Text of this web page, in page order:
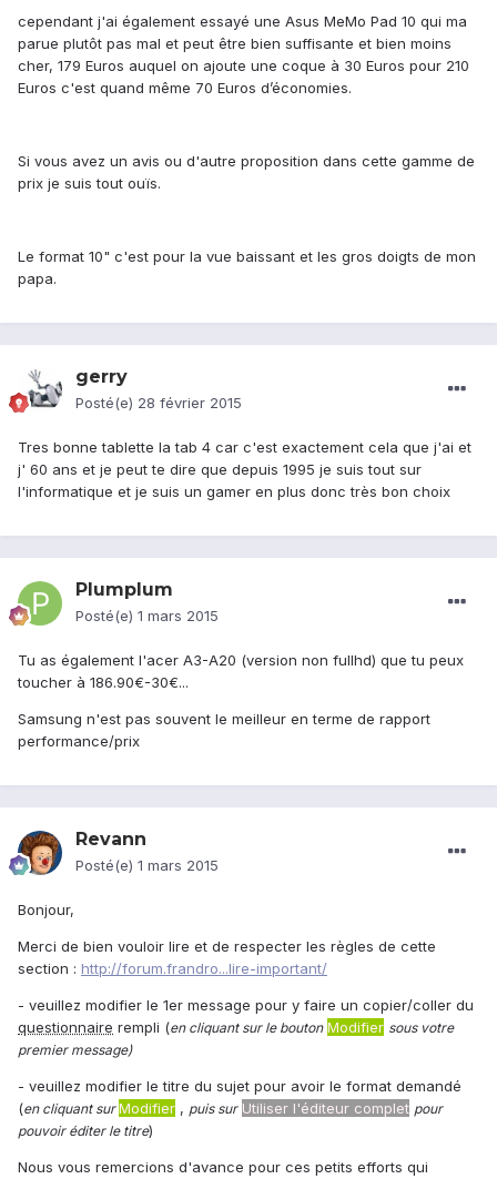
cependant j'ai également essayé une Asus MeMo Pad 10 qui ma
parue plutôt pas mal et peut être bien suffisante et bien moins
cher, 179 Euros auquel on ajoute une coque à 30 Euros pour 210
Euros c'est quand même 70 Euros d’économies.
Si vous avez un avis ou d'autre proposition dans cette gamme de
prix je suis tout ouïs.
Le format 10" c'est pour la vue baissant et les gros doigts de mon
papa.
gerry
Posté(e) 28 février 2015
Tres bonne tablette la tab 4 car c'est exactement cela que j'ai et
j' 60 ans et je peut te dire que depuis 1995 je suis tout sur
l'informatique et je suis un gamer en plus donc très bon choix
Plumplum
Posté(e) 1 mars 2015
Tu as également l'acer A3-A20 (version non fullhd) que tu peux
toucher à 186.90€-30€...
Samsung n'est pas souvent le meilleur en terme de rapport
performance/prix
Revann
Posté(e) 1 mars 2015
Bonjour,
Merci de bien vouloir lire et de respecter les règles de cette
section : http://forum.frandro...lire-important/
- veuillez modifier le 1er message pour y faire un copier/coller du
questionnaire rempli (en cliquant sur le bouton Modifier sous votre
premier message)
- veuillez modifier le titre du sujet pour avoir le format demandé
(en cliquant surModifier , puis sur Utiliser l'éditeur complet pour
pouvoir éditer le titre)
Nous vous remercions d'avance pour ces petits efforts qui